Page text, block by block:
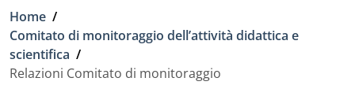
Breadcrumb
Home /
Comitato di monitoraggio dell’attività didattica e
scientifica /
Relazioni Comitato di monitoraggio